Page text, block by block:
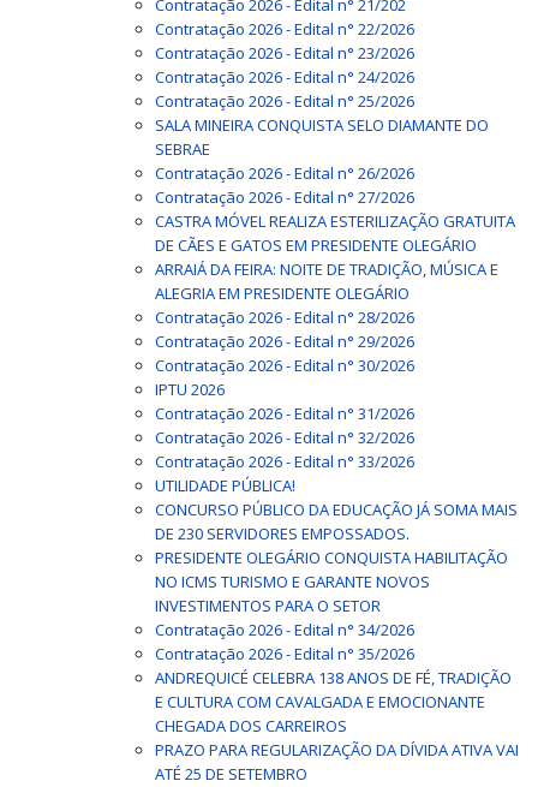
Contratação 2026 - Edital n° 21/202
Contratação 2026 - Edital n° 22/2026
Contratação 2026 - Edital n° 23/2026
Contratação 2026 - Edital n° 24/2026
Contratação 2026 - Edital n° 25/2026
SALA MINEIRA CONQUISTA SELO DIAMANTE DO
SEBRAE
Contratação 2026 - Edital n° 26/2026
Contratação 2026 - Edital n° 27/2026
CASTRA MÓVEL REALIZA ESTERILIZAÇÃO GRATUITA
DE CÃES E GATOS EM PRESIDENTE OLEGÁRIO
ARRAIÁ DA FEIRA: NOITE DE TRADIÇÃO, MÚSICA E
ALEGRIA EM PRESIDENTE OLEGÁRIO
Contratação 2026 - Edital n° 28/2026
Contratação 2026 - Edital n° 29/2026
Contratação 2026 - Edital n° 30/2026
IPTU 2026
Contratação 2026 - Edital n° 31/2026
Contratação 2026 - Edital n° 32/2026
Contratação 2026 - Edital n° 33/2026
UTILIDADE PÚBLICA!
CONCURSO PÚBLICO DA EDUCAÇÃO JÁ SOMA MAIS
DE 230 SERVIDORES EMPOSSADOS.
PRESIDENTE OLEGÁRIO CONQUISTA HABILITAÇÃO
NO ICMS TURISMO E GARANTE NOVOS
INVESTIMENTOS PARA O SETOR
Contratação 2026 - Edital n° 34/2026
Contratação 2026 - Edital n° 35/2026
ANDREQUICÉ CELEBRA 138 ANOS DE FÉ, TRADIÇÃO
E CULTURA COM CAVALGADA E EMOCIONANTE
CHEGADA DOS CARREIROS
PRAZO PARA REGULARIZAÇÃO DA DÍVIDA ATIVA VAI
ATÉ 25 DE SETEMBRO